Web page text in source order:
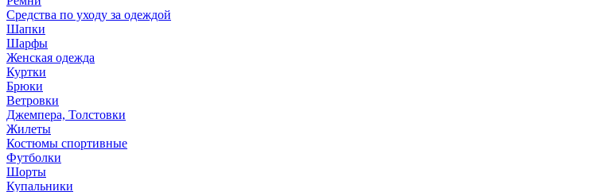
Средства по уходу за одеждой
Шапки
Шарфы
Женская одежда
Куртки
Брюки
Ветровки
Джемпера, Толстовки
Жилеты
Костюмы спортивные
Футболки
Шорты
Купальники